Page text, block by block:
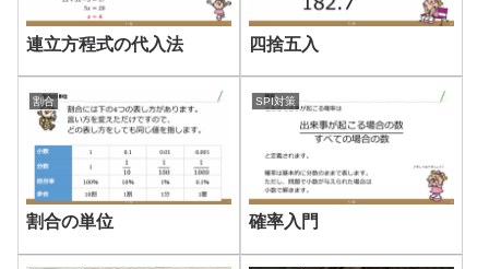
連立方程式の代入法 四捨五入
割合
割合の単位
SPI対策
確率入門